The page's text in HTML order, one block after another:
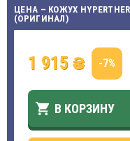
ЦЕНА – КОЖУХ
(ОРИГИНАЛ)
1 915 ₴ -7%
 В КОРЗИНУ